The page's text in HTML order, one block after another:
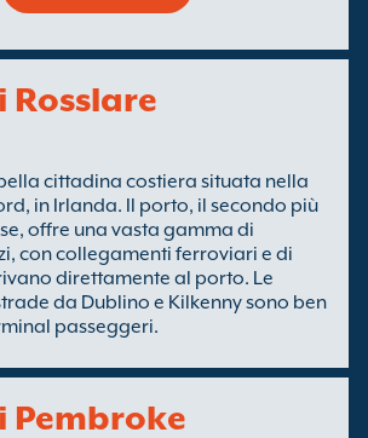
Rosslare
cittadina costiera situata nella
in Irlanda. Il porto, il secondo più
offre una vasta gamma di
con collegamenti ferroviari e di
direttamente al porto. Le
da Dublino e Kilkenny sono ben
passeggeri.
Pembroke